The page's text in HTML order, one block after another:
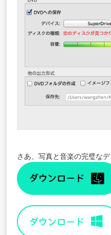
さあ、写真と音楽の完璧な